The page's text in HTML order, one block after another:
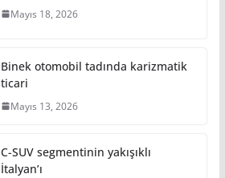
Mayıs 18, 2026
Binek otomobil tadında karizmatik
ticari
Mayıs 13, 2026
C-SUV segmentinin yakışıklı
İtalyan’ı